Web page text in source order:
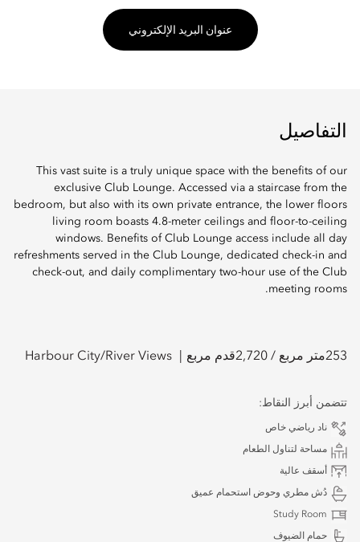
عنوان البريد الإلكتروني
التفاصيل
This vast suite is a truly unique space with the benefits of our
exclusive Club Lounge. Accessed via a staircase from the
bedroom, but also with its own private entrance, the lower floors
living room boasts 4.8-meter ceilings and floor-to-ceiling
windows. Benefits of Club Lounge access include all day
refreshments served in the Club Lounge, dedicated check-in and
check-out, and daily complimentary two-hour use of the Club
meeting rooms.
253متر مربع / 2,720قدم مربع Harbour City/River Views
تتضمن أبرز النقاط:
ناد رياضي خاص
مساحة لتناول الطعام
أسقف عالية
دُش مطري وحوض استحمام عميق
Study Room
حمام الضيوف